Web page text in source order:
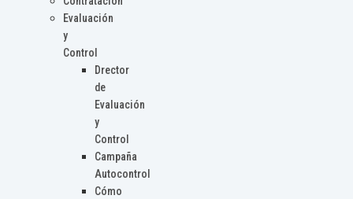
Evaluación
y
Control
Drector
de
Evaluación
y
Control
Campaña
Autocontrol
Cómo